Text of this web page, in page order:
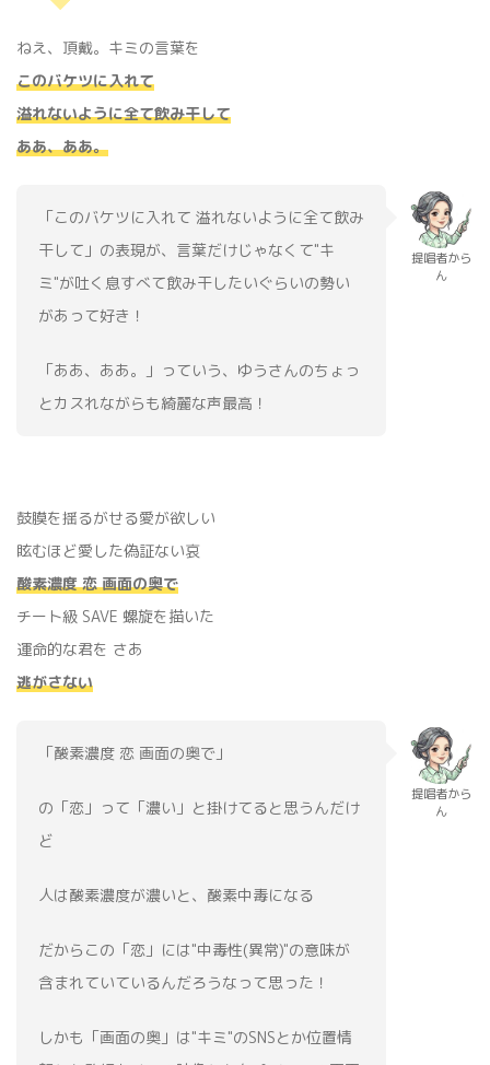
ねえ、頂戴。キミの言葉を
このバケツに入れて
溢れないように全て飲み干して
ああ、ああ。
「このバケツに入れて 溢れないように全て飲み
干して」の表現が、言葉だけじゃなくて"キ
ミ"が吐く息すべて飲み干したいぐらいの勢い
があって好き！
「ああ、ああ。」っていう、ゆうさんのちょっ
とカスれながらも綺麗な声最高！
提唱者から
ん
鼓膜を揺るがせる愛が欲しい
眩むほど愛した偽証ない哀
酸素濃度 恋 画面の奥で
‬‪チート級 SAVE 螺旋を描いた
運命的な君を さあ
‬‪逃がさない
「酸素濃度 恋 画面の奥で」
の「恋」って「濃い」と掛けてると思うんだけ
ど
人は酸素濃度が濃いと、酸素中毒になる
だからこの「恋」には"中毒性(異常)"の意味が
含まれていているんだろうなって思った！
しかも「画面の奥」は"キミ"のSNSとか位置情
提唱者から
ん